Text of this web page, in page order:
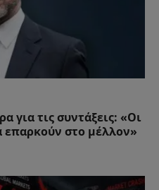
για τις συντάξεις: «Οι
επαρκούν στο μέλλον»